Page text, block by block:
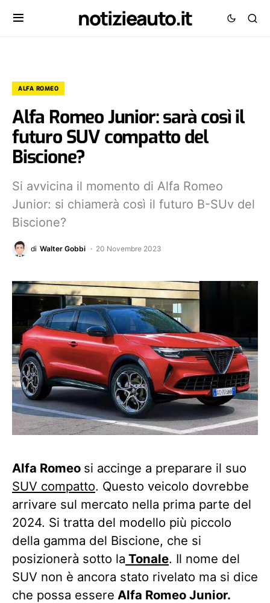
notizieauto.it
ALFA ROMEO
Alfa Romeo Junior: sarà così il
futuro SUV compatto del
Biscione?
Si avvicina il momento di Alfa Romeo
Junior: si chiamerà così il futuro B-SUv del
Biscione?
di Walter Gobbi 20 Novembre 2023
Alfa Romeo si accinge a preparare il suo
SUV compatto. Questo veicolo dovrebbe
arrivare sul mercato nella prima parte del
2024. Si tratta del modello più piccolo
della gamma del Biscione, che si
posizionerà sotto la Tonale. Il nome del
SUV non è ancora stato rivelato ma si dice
che possa essere Alfa Romeo Junior.